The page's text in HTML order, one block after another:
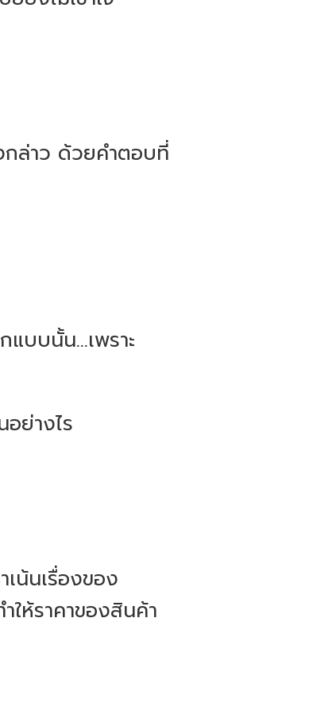
กล่าว ด้วยคำตอบที่
บบนั้น...เพราะ
ย่างไร
น้นเรื่องของ
ให้ราคาของสินค้า